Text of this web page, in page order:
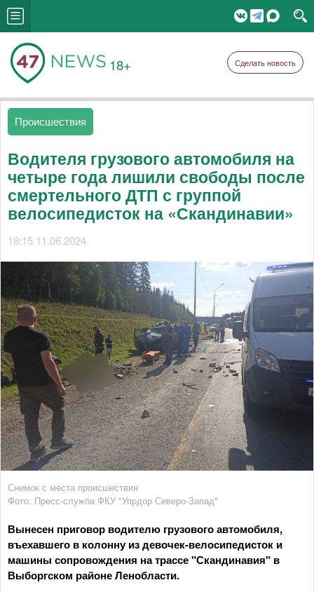
18+ Сделать новость
Происшествия
Водителя грузового автомобиля на
четыре года лишили свободы после
смертельного ДТП с группой
велосипедисток на «Скандинавии»
18:15 11.06.2024
Снимок с места происшествия
Фото: Пресс-служба ФКУ "Упрдор Северо-Запад"
Вынесен приговор водителю грузового автомобиля,
въехавшего в колонну из девочек-велосипедисток и
машины сопровождения на трассе "Скандинавия" в
Выборгском районе Ленобласти.